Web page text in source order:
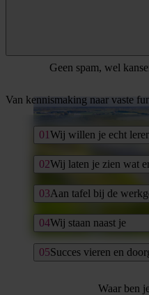
Geen spam, wel
Van kennismaking naar vaste
Wij willen je echt
Wij laten je zien wat
Aan tafel bij de
Wij staan naast je
Succes vieren en
Waar ben